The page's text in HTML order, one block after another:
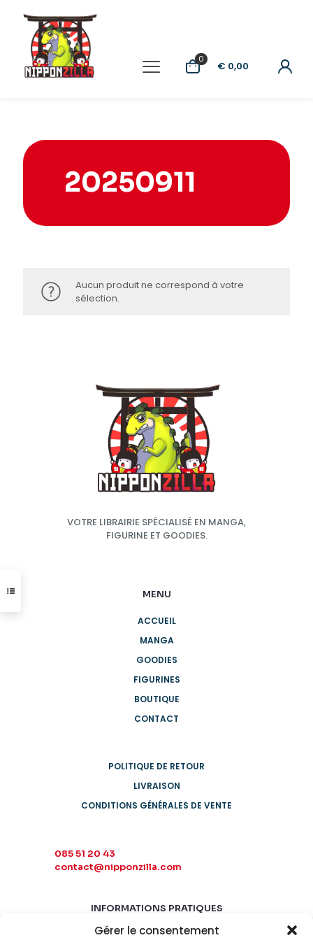
Gérer le consentement
0
€ 0,00
20250911
Aucun produit ne correspond à votre
sélection.
VOTRE LIBRAIRIE SPÉCIALISÉ EN MANGA,
FIGURINE ET GOODIES.
MENU
ACCUEIL
MANGA
GOODIES
FIGURINES
BOUTIQUE
CONTACT
POLITIQUE DE RETOUR
LIVRAISON
CONDITIONS GÉNÉRALES DE VENTE
085 51 20 43
contact@nipponzilla.com
INFORMATIONS PRATIQUES
MARDI-SAMEDI